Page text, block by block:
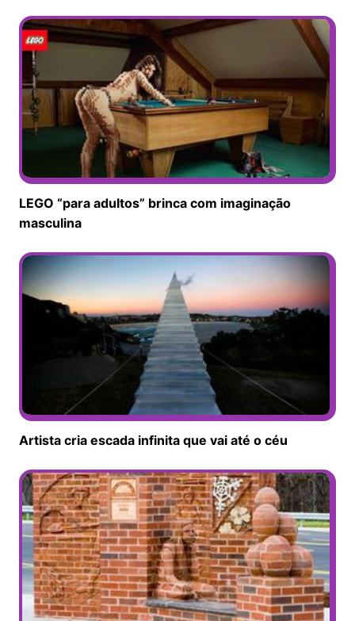
LEGO “para adultos” brinca com imaginação
masculina
Artista cria escada infinita que vai até o céu